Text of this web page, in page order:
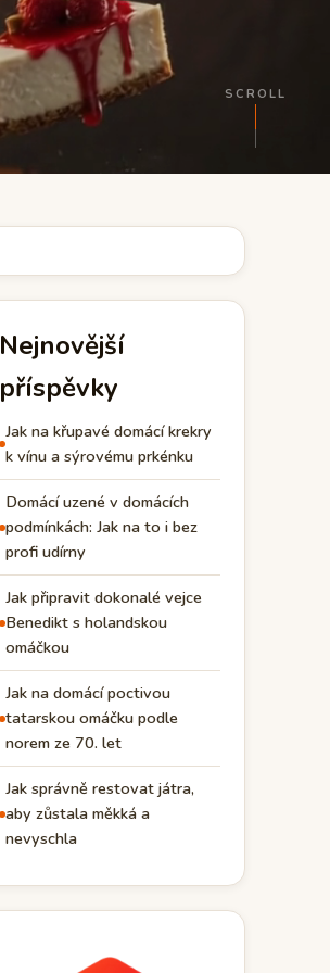
SCROLL
Nejnovější
příspěvky
Jak na křupavé domácí krekry
k vínu a sýrovému prkénku
Domácí uzené v domácích
podmínkách: Jak na to i bez
profi udírny
Jak připravit dokonalé vejce
Benedikt s holandskou
omáčkou
Jak na domácí poctivou
tatarskou omáčku podle
norem ze 70. let
Jak správně restovat játra,
aby zůstala měkká a
nevyschla